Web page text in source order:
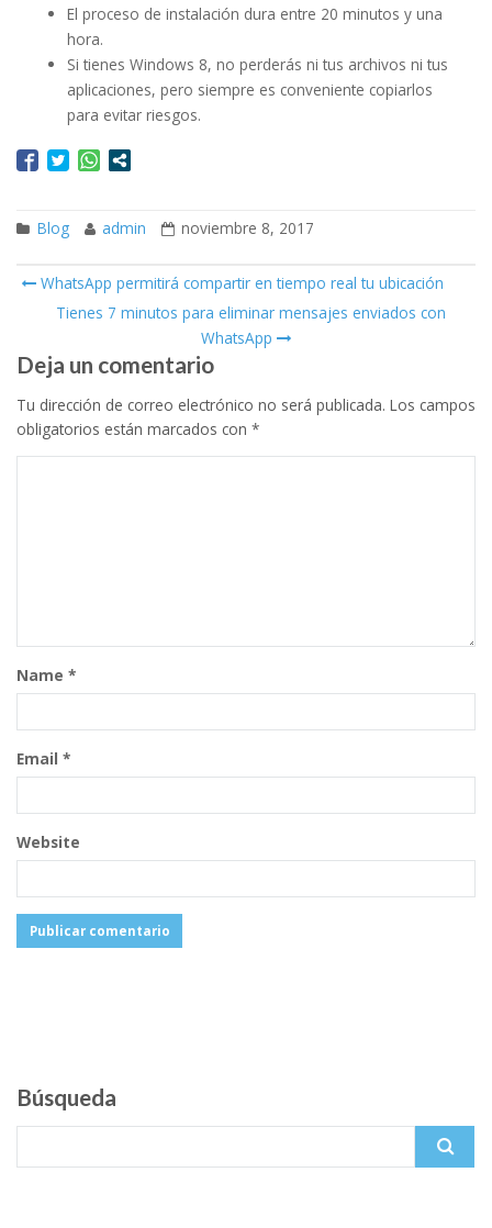
El proceso de instalación dura entre 20 minutos y una
hora.
Si tienes Windows 8, no perderás ni tus archivos ni tus
aplicaciones, pero siempre es conveniente copiarlos
para evitar riesgos.
Blog admin noviembre 8, 2017
Post navigation
WhatsApp permitirá compartir en tiempo real tu ubicación
Tienes 7 minutos para eliminar mensajes enviados con
WhatsApp
Deja un comentario
Tu dirección de correo electrónico no será publicada. Los campos
obligatorios están marcados con *
Name *
Email *
Website
Búsqueda